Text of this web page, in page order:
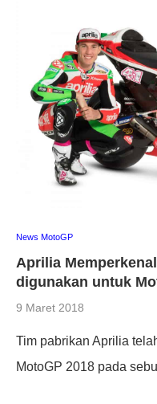
News MotoGP
Aprilia
digunakan untuk
9 Maret 2018
Tim pabrikan Aprilia
MotoGP 2018 pada